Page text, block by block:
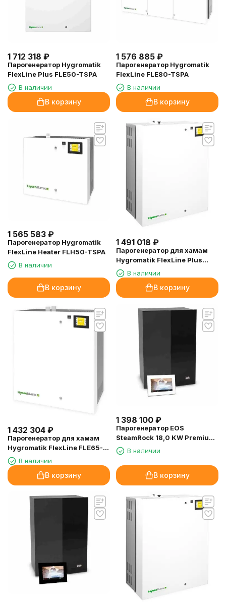
1 712 318 ₽
Парогенератор Hygromatik
FlexLine Plus FLE50-TSPA
В наличии
В корзину
1 576 885 ₽
Парогенератор Hygromatik
FlexLine FLE80-TSPA
В наличии
В корзину
1 565 583 ₽
Парогенератор Hygromatik
FlexLine Heater FLH50-TSPA
В наличии
В корзину
1 491 018 ₽
Парогенератор для хамам
Hygromatik FlexLine Plus
FLP40-TSPA, 32.6 кВт
В наличии
В корзину
1 432 304 ₽
Парогенератор для хамам
Hygromatik FlexLine FLE65-
TSPA, 50.6 кВт
В наличии
В корзину
1 398 100 ₽
Парогенератор EOS
SteamRock 18,0 KW Premium
(+Emotouch 3 ,белый)
В наличии
В корзину